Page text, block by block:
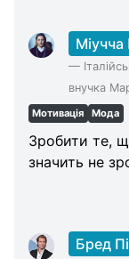
Categories
—
внучка
Мотивація Мода
Зробити те,
значить не
Бред